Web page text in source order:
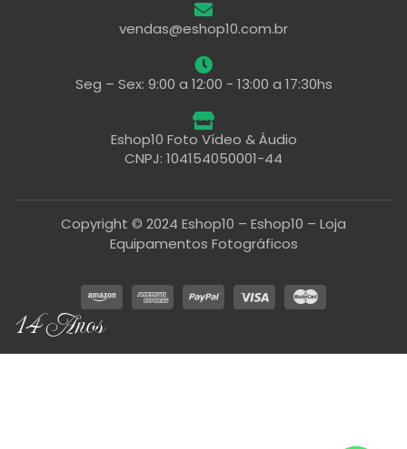
vendas@eshop10.com.br
Seg – Sex: 9:00 a 12:00 - 13:00 a 17:30hs
Eshop10 Foto Vídeo & Áudio
CNPJ: 104154050001-44
Copyright © 2024 Eshop10 – Eshop10 – Loja
Equipamentos Fotográficos
14 Anos